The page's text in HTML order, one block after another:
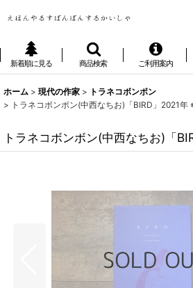
新着順に見る 商品検索 ご利用案内
ホーム > 現代の作家 > トラネコボンボン
> トラネコボンボン(中西なちお)「BIRD」2021年
トラネコボンボン(中西なちお)「